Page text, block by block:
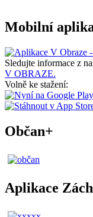
Mobilní
Sledujte informace z
V OBRAZE.
Volně ke stažení:
Občan+
Aplikace